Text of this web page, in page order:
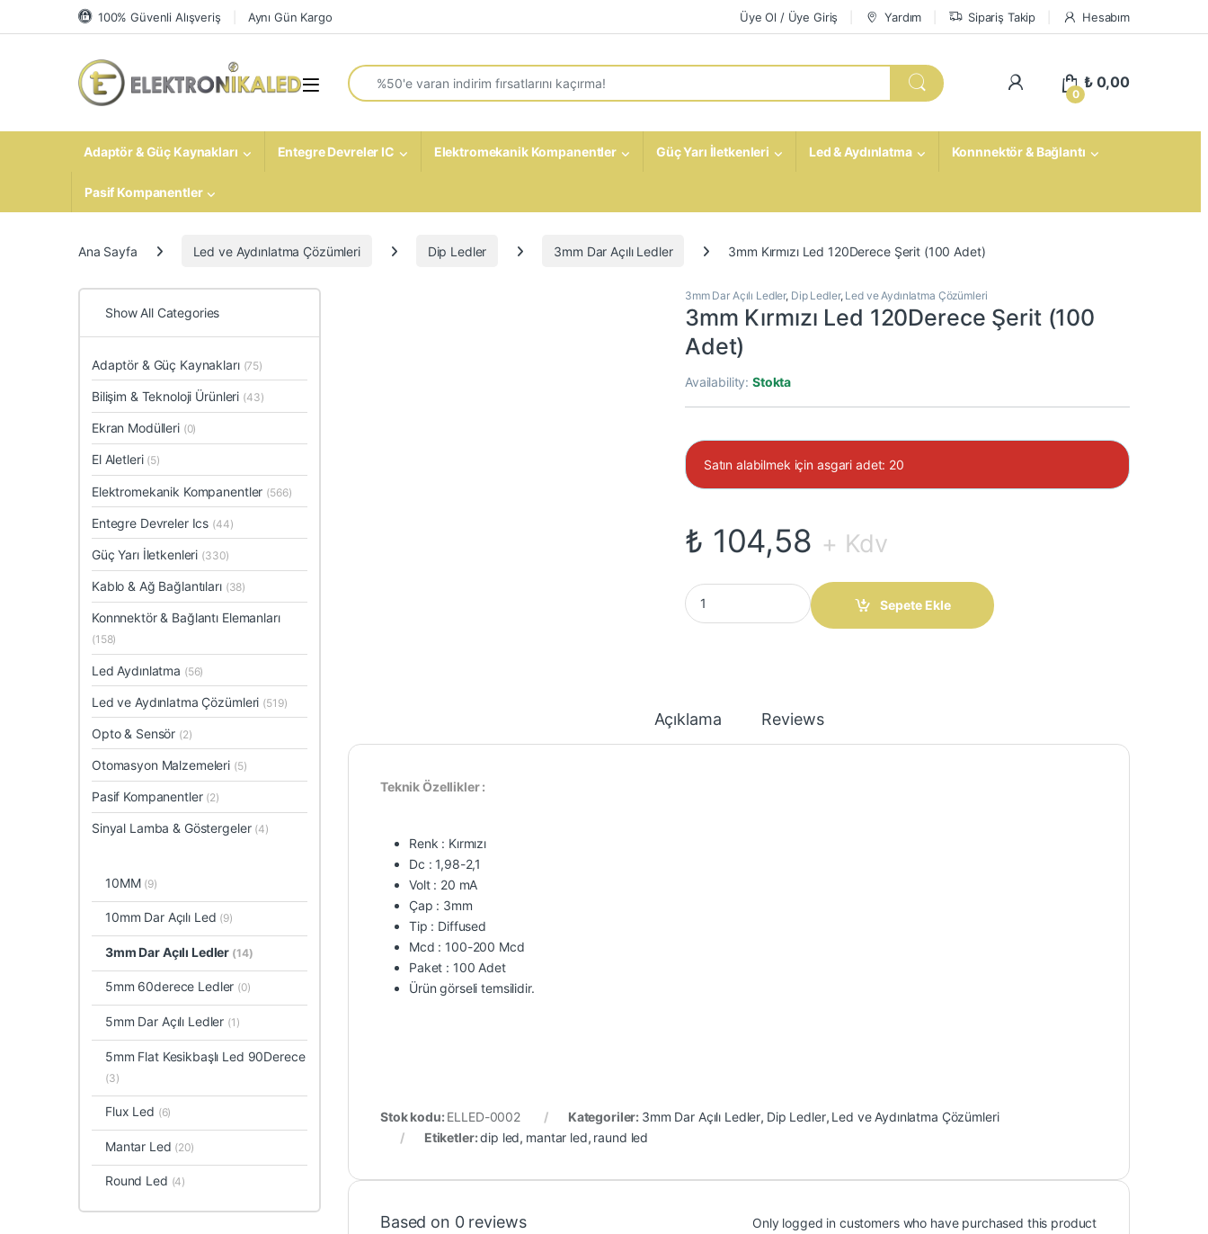
Skip to navigation
Skip to content 100% Güvenli Alışveriş Aynı Gün Kargo Üye Ol / Üye Giriş Yardım Sipariş Takip Hesabım
Open
Search for:
My Account
0
₺0,00
Adaptör & Güç Kaynakları Entegre Devreler IC Elektromekanik Kompanentler Güç Yarı İletkenleri Led & Aydınlatma Konnnektör & Bağlantı
Pasif Kompanentler
Ana Sayfa Led ve Aydınlatma Çözümleri Dip Ledler 3mm Dar Açılı Ledler 3mm Kırmızı Led 120Derece Şerit (100 Adet)
3mm Dar Açılı Ledler, Dip Ledler, Led ve Aydınlatma Çözümleri
3mm Kırmızı Led 120Derece Şerit (100
Adet)
Availability:Stokta
Satın alabilmek için asgari adet: 20
₺ 104,58 + Kdv
3mm Kırmızı Led 120Derece Şerit (100 Adet) quantity
Sepete Ekle
Açıklama Reviews
Teknik Özellikler :
Renk : Kırmızı
Dc : 1,98-2,1
Volt : 20 mA
Çap : 3mm
Tip : Diffused
Mcd : 100-200 Mcd
Paket : 100 Adet
Ürün görseli temsilidir.
Stok kodu: ELLED-0002 Kategoriler: 3mm Dar Açılı Ledler, Dip Ledler, Led ve Aydınlatma Çözümleri
Etiketler:dip led, mantar led, raund led
Based on 0 reviews
Only logged in customers who have purchased this product
Show All Categories
Adaptör & Güç Kaynakları (75)
Bilişim & Teknoloji Ürünleri (43)
Ekran Modülleri (0)
El Aletleri (5)
Elektromekanik Kompanentler (566)
Entegre Devreler Ics (44)
Güç Yarı İletkenleri (330)
Kablo & Ağ Bağlantıları (38)
Konnnektör & Bağlantı Elemanları
(158)
Led Aydınlatma (56)
Led ve Aydınlatma Çözümleri (519)
Opto & Sensör (2)
Otomasyon Malzemeleri (5)
Pasif Kompanentler (2)
Sinyal Lamba & Göstergeler (4)
10MM (9)
10mm Dar Açılı Led (9)
3mm Dar Açılı Ledler (14)
5mm 60derece Ledler (0)
5mm Dar Açılı Ledler (1)
5mm Flat Kesikbaşlı Led 90Derece
(3)
Flux Led (6)
Mantar Led (20)
Round Led (4)